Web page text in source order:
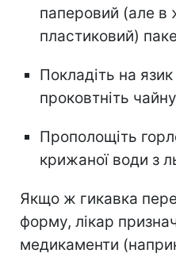
паперовий (але в
пластиковий)
Покладіть на язик
проковтніть
Прополощіть
крижаної води з
Якщо ж гикавка
форму, лікар
медикаменти